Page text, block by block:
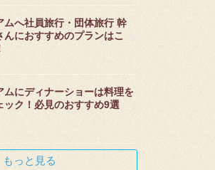
ムへ社員旅行・団体旅行 幹
んにおすすめのプランはこ
ムにディナーショーは料理を
ック！必見のおすすめ9選
もっと見る